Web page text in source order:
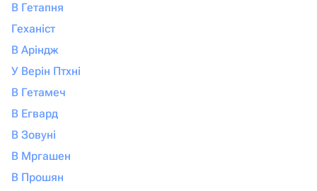
В Гетапня
Геханіст
В Аріндж
У Верін Птхні
В Гетамеч
В Егвард
В Зовуні
В Мргашен
В Прошян